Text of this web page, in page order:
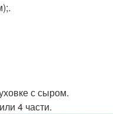
с сыром.
4 части.